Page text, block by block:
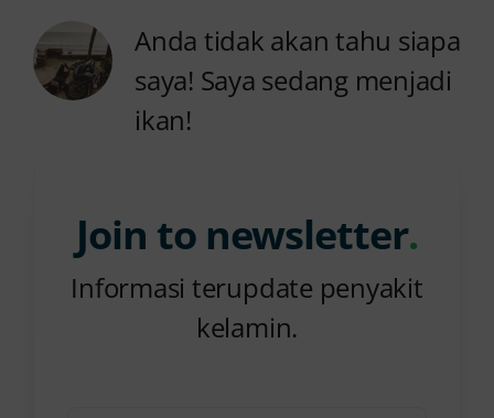
Join to newsletter.
Informasi terupdate penyakit
kelamin.
Anda tidak akan tahu siapa
saya! Saya sedang menjadi
ikan!